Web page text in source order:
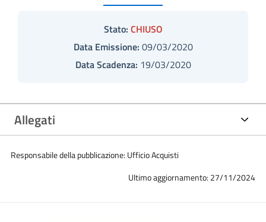
Stato: CHIUSO
Data Emissione: 09/03/2020
Data Scadenza: 19/03/2020
Allegati
Responsabile della pubblicazione: Ufficio Acquisti
Ultimo aggiornamento: 27/11/2024